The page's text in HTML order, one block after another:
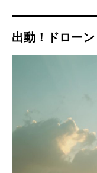
出動！ドローン